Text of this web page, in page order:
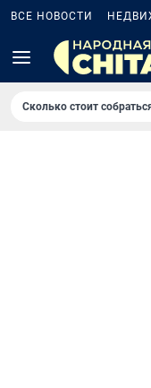
ВСЕ НОВОСТИ
Сколько стоит